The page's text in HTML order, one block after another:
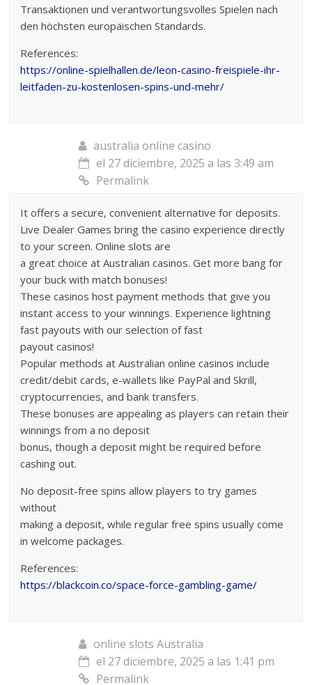
Transaktionen und verantwortungsvolles Spielen nach
den höchsten europäischen Standards.
References:
https://online-spielhallen.de/leon-casino-freispiele-ihr-
leitfaden-zu-kostenlosen-spins-und-mehr/
australia online casino
el 27 diciembre, 2025 a las 3:49 am
Permalink
It offers a secure, convenient alternative for deposits.
Live Dealer Games bring the casino experience directly
to your screen. Online slots are
a great choice at Australian casinos. Get more bang for
your buck with match bonuses!
These casinos host payment methods that give you
instant access to your winnings. Experience lightning
fast payouts with our selection of fast
payout casinos!
Popular methods at Australian online casinos include
credit/debit cards, e-wallets like PayPal and Skrill,
cryptocurrencies, and bank transfers.
These bonuses are appealing as players can retain their
winnings from a no deposit
bonus, though a deposit might be required before
cashing out.
No deposit-free spins allow players to try games
without
making a deposit, while regular free spins usually come
in welcome packages.
References:
https://blackcoin.co/space-force-gambling-game/
online slots Australia
el 27 diciembre, 2025 a las 1:41 pm
Permalink